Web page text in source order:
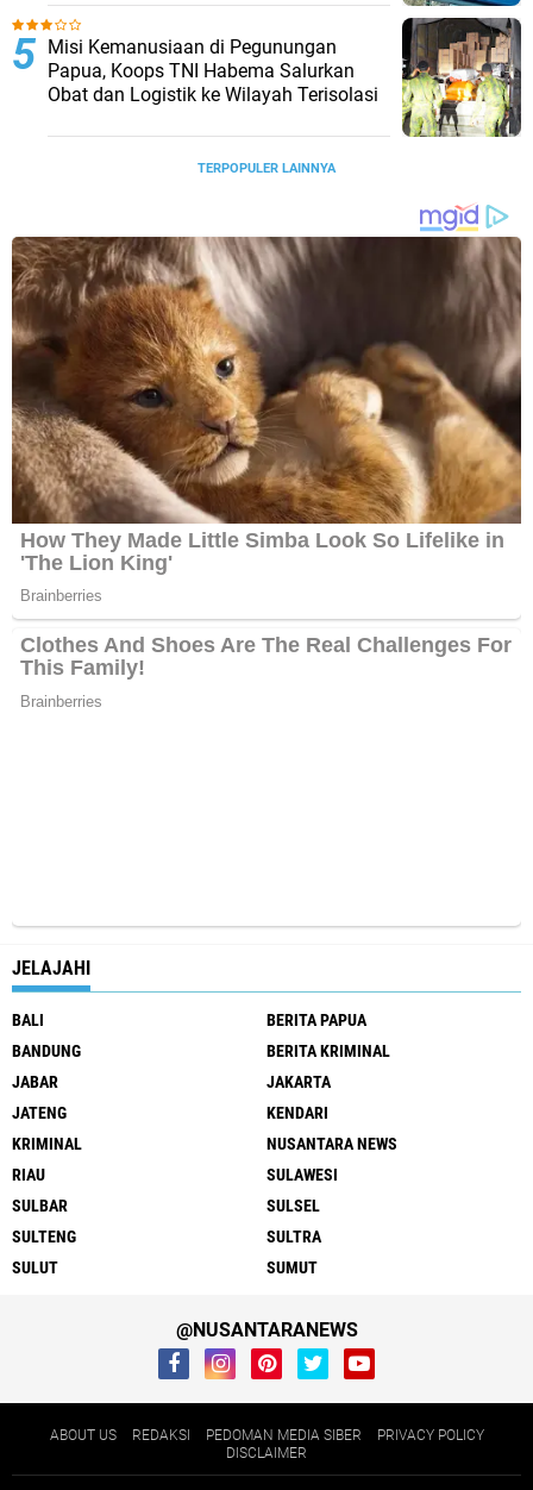
Misi Kemanusiaan di Pegunungan
Papua, Koops TNI Habema Salurkan
Obat dan Logistik ke Wilayah Terisolasi
TERPOPULER LAINNYA
JELAJAHI
BALI
BERITA PAPUA
BANDUNG
BERITA KRIMINAL
JABAR
JAKARTA
JATENG
KENDARI
KRIMINAL
NUSANTARA NEWS
RIAU
SULAWESI
SULBAR
SULSEL
SULTENG
SULTRA
SULUT
SUMUT
@NUSANTARANEWS
ABOUT US REDAKSI PEDOMAN MEDIA SIBER
PRIVACY POLICY
DISCLAIMER